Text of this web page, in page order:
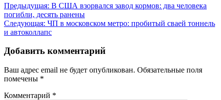
Навигация
по
записям
Предыдущая: В США взорвался завод кормов: два человека
погибли, десять ранены
Следующая: ЧП в московском метро: пробитый сваей тоннель
и автоколлапс
Добавить комментарий
Ваш адрес email не будет опубликован. Обязательные поля
помечены *
Комментарий *